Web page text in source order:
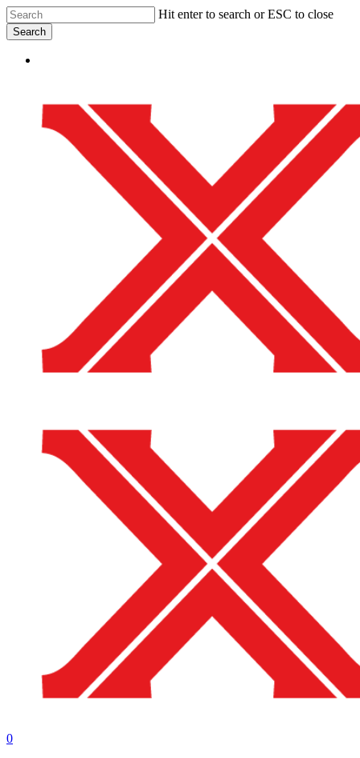
Skip
to
main
content
Hit enter to search or ESC to close
Search
Search
search
account
0